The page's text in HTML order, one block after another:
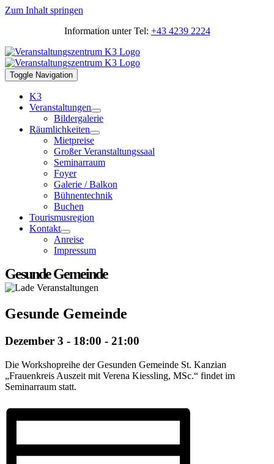
Zum Inhalt springen
Information unter Tel: +43 4239 2224
Toggle Navigation
K3
Veranstaltungen
Bildergalerie
Räumlichkeiten
Mietpreise
Großer Veranstaltungssaal
Seminarraum
Foyer
Galerie / Balkon
Bühnentechnik
Buchen
Tourismusregion
Kontakt
Anreise
Impressum
Gesunde Gemeinde
Gesunde Gemeinde
Dezember 3 - 18:00 - 21:00
Die Workshopreihe der Gesunden Gemeinde St. Kanzian
„Frauenkreis Auszeit mit Verena Kiessling, MSc.“ findet im
Seminarraum statt.